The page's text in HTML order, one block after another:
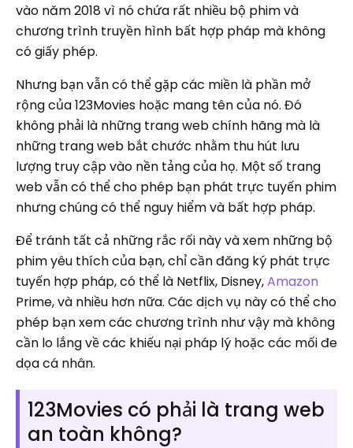
vào năm 2018 vì nó chứa rất nhiều bộ phim và
chương trình truyền hình bất hợp pháp mà không
có giấy phép.
Nhưng bạn vẫn có thể gặp các miền là phần mở
rộng của 123Movies hoặc mang tên của nó. Đó
không phải là những trang web chính hãng mà là
những trang web bắt chước nhằm thu hút lưu
lượng truy cập vào nền tảng của họ. Một số trang
web vẫn có thể cho phép bạn phát trực tuyến phim
nhưng chúng có thể nguy hiểm và bất hợp pháp.
Để tránh tất cả những rắc rối này và xem những bộ
phim yêu thích của bạn, chỉ cần đăng ký phát trực
tuyến hợp pháp, có thể là Netflix, Disney,Amazon
Prime, và nhiều hơn nữa. Các dịch vụ này có thể cho
phép bạn xem các chương trình như vậy mà không
cần lo lắng về các khiếu nại pháp lý hoặc các mối đe
dọa cá nhân.
123Movies có phải là trang web
an toàn không?